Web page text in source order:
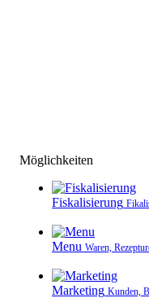
Möglichkeiten
Fiskalisierung
Menu Waren,
Marketing Kunden,